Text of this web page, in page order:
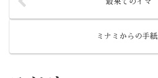
ミナミからの手紙